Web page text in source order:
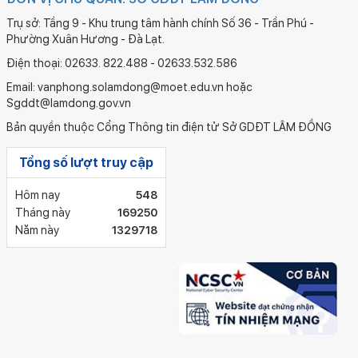
Trụ sở: Tầng 9 - Khu trung tâm hành chính Số 36 - Trần Phú -
Phường Xuân Hương - Đà Lạt.
Điện thoại: 02633. 822.488 - 02633.532.586
Email: vanphong.solamdong@moet.edu.vn hoặc
Sgddt@lamdong.gov.vn
Bản quyền thuộc Cổng Thông tin điện tử Sở GDĐT LÂM ĐỒNG
Tổng số lượt truy cập
Hôm nay
548
Tháng này
169250
Năm này
1329718